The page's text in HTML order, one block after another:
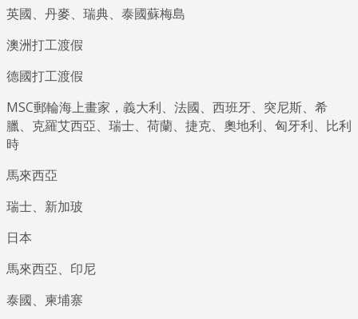
英國、丹麥、瑞典、泰國蘇梅島
澳洲打工渡假
德國打工渡假
MSC郵輪海上畫家，義大利、法國、西班牙、突尼斯、希
臘、克羅艾西亞、瑞士、荷蘭、捷克、奧地利、匈牙利、比利
時
馬來西亞
瑞士、新加玻
日本
馬來西亞、印尼
泰國、柬埔寨